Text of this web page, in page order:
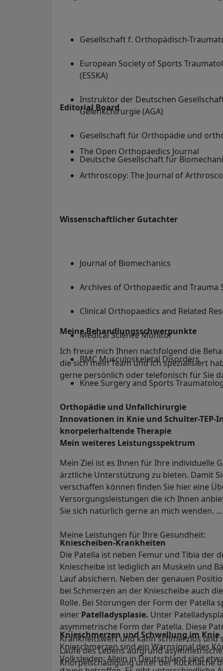
Gesellschaft f. Orthopädisch-
European Society of Sports
(ESSKA)
Instruktor der Deutschen
Gelenkchirurgie (AGA)
Gesellschaft für Orthopädie und
Deutsche Gesellschaft für
Editorial Board
The Open Orthopaedics Journal
Arthroscopy: The Journal of
Wissenschaftlicher Gutachter
Journal of Biomechanics
Archives of Orthopaedic and Trauma
Clinical Orthopaedics and Related
Medical Science Monitor
BMC Musculoskeletal Disorders
Knee Surgery and Sports
Meine Behandlungs­schwerpunkte
Ich freue mich Ihnen nachfolgend die
die sich mein Team und ich spezialisiert
gerne persönlich oder telefonisch für Sie
Orthopädie und Unfallchirurgie
Innovationen in Knie und Schulter-TEP-
knorpelerhaltende Therapie
Mein weiteres Leistungs­spektrum
Mein Ziel ist es Ihnen für Ihre individuelle
ärztliche Unterstützung zu bieten. Damit
verschaffen können finden Sie hier eine
Versorgungsleistungen die ich Ihnen
Sie sich natürlich gerne an mich wenden.
Meine Leistungen für Ihre Gesundheit:
Kniescheiben-Krankheiten
Die Patella ist neben Femur und Tibia der
Kniescheibe ist lediglich an Muskeln und
Lauf absichern. Neben der genauen
bei Schmerzen an der Kniescheibe auch
Rolle. Bei Störungen der Form der Patella
einer Patelladysplasie. Unter
asymmetrische Form der Patella. Diese
Krankheitswert und kann schmerzlos und
Laufe des Lebens aufgrund
Knorpelschädigung unter der Rückfläche
Knieschmerzen und Schwellung im Knie
Knieschmerzen sind ein Warnsignal des
Volksleiden: Allein in Deutschland sind